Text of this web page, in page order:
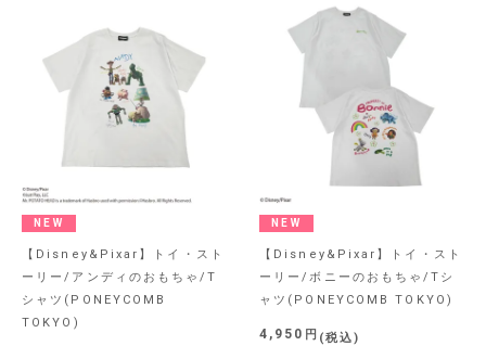
NEW
【Disney&Pixar】トイ・スト
ーリー/アンディのおもちゃ/T
シャツ(PONEYCOMB
TOKYO)
NEW
【Disney&Pixar】トイ・スト
ーリー/ボニーのおもちゃ/Tシ
ャツ(PONEYCOMB TOKYO)
4,950 税込